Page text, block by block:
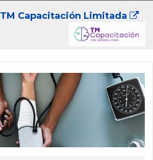
TM Capacitación Limitada